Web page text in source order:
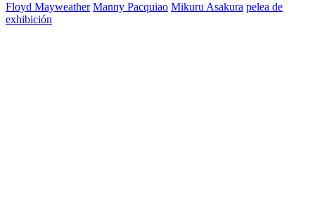
Floyd Mayweather Manny Pacquiao Mikuru Asakura pelea de
exhibición